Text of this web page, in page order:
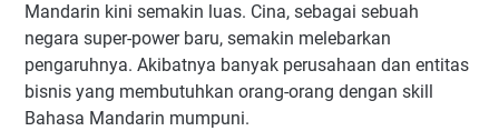
Mandarin kini semakin luas. Cina, sebagai sebuah
negara super-power baru, semakin melebarkan
pengaruhnya. Akibatnya banyak perusahaan dan entitas
bisnis yang membutuhkan orang-orang dengan skill
Bahasa Mandarin mumpuni.